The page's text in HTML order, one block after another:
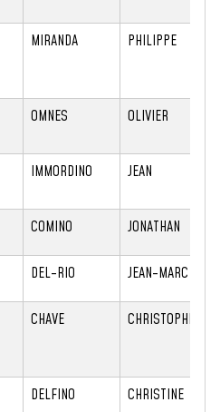
MIRANDA PHILIPPE
OMNES OLIVIER
IMMORDINO JEAN
COMINO JONATHAN
DEL-RIO JEAN-MARC
CHAVE CHRISTOPHE
DELFINO CHRISTINE